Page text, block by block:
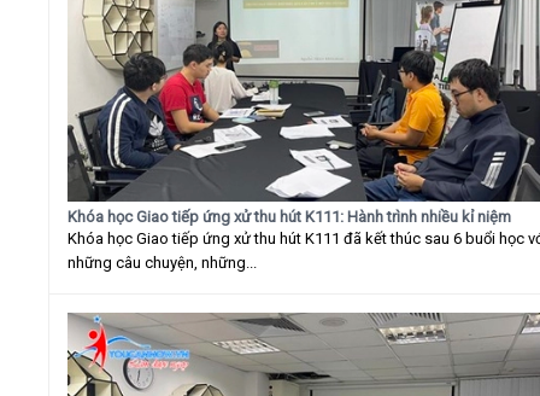
Khóa học Giao tiếp ứng xử thu hút K111: Hành trình nhiều kỉ niệm
Khóa học Giao tiếp ứng xử thu hút K111 đã kết thúc sau 6 buổi học
những câu chuyện, những...